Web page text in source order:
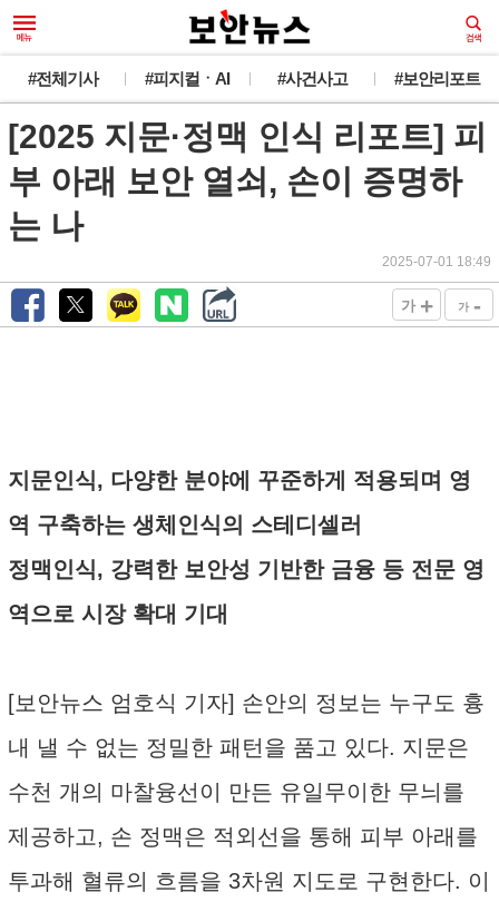
#전체기사 #피지컬ㆍAI #사건사고 #보안리포트
[2025 지문·정맥 인식 리포트] 피
부 아래 보안 열쇠, 손이 증명하
는 나
2025-07-01 18:49
가 + 가 -
지문인식, 다양한 분야에 꾸준하게 적용되며 영
역 구축하는 생체인식의 스테디셀러
정맥인식, 강력한 보안성 기반한 금융 등 전문 영
역으로 시장 확대 기대
[보안뉴스 엄호식 기자] 손안의 정보는 누구도 흉
내 낼 수 없는 정밀한 패턴을 품고 있다. 지문은
수천 개의 마찰융선이 만든 유일무이한 무늬를
제공하고, 손 정맥은 적외선을 통해 피부 아래를
투과해 혈류의 흐름을 3차원 지도로 구현한다. 이